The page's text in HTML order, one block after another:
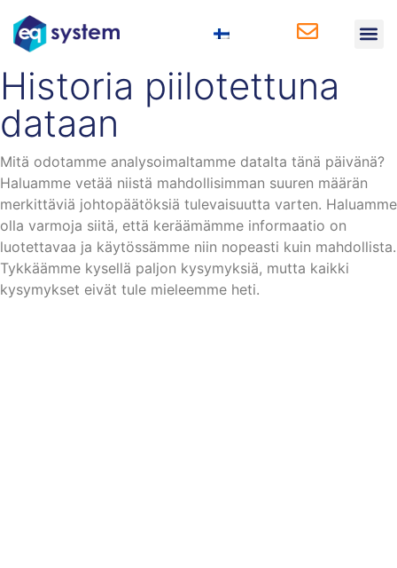
Historia piilotettuna
dataan
Mitä odotamme analysoimaltamme datalta tänä päivänä?
Haluamme vetää niistä mahdollisimman suuren määrän
merkittäviä johtopäätöksiä tulevaisuutta varten. Haluamme
olla varmoja siitä, että keräämämme informaatio on
luotettavaa ja käytössämme niin nopeasti kuin mahdollista.
Tykkäämme kysellä paljon kysymyksiä, mutta kaikki
kysymykset eivät tule mieleemme heti.